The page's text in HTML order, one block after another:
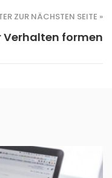
ZUR NÄCHSTEN SEITE »
Verhalten formen